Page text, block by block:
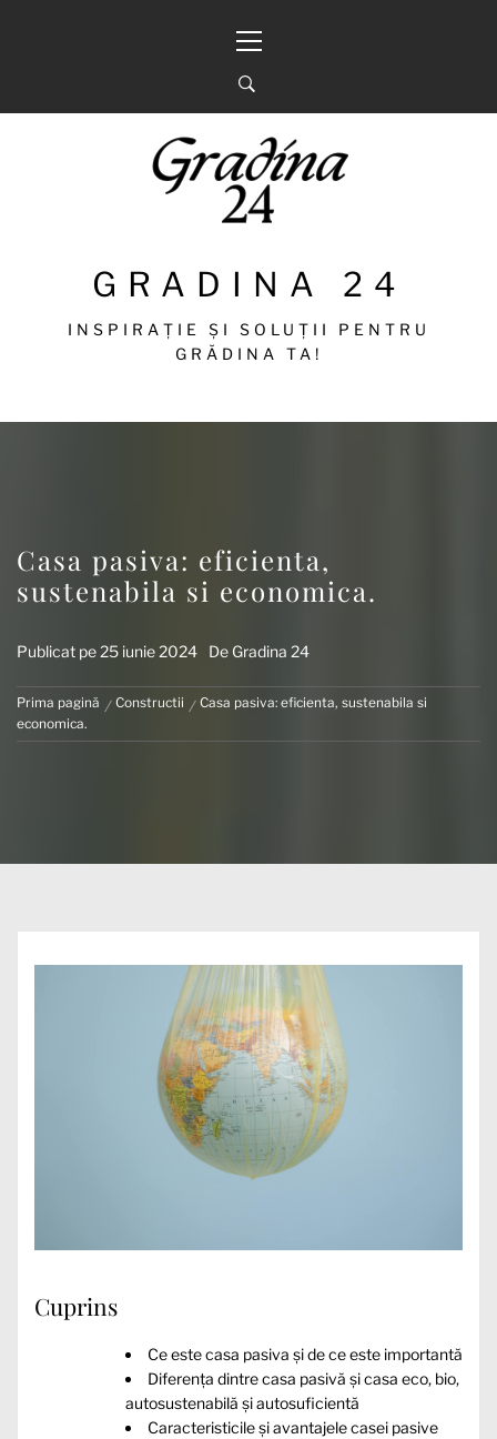
principal
GRADINA 24
INSPIRAȚIE ȘI SOLUȚII PENTRU
GRĂDINA TA!
Casa pasiva: eficienta,
sustenabila si economica.
Publicat pe 25 iunie 2024 De Gradina 24
Prima pagină Constructii
Casa pasiva: eficienta, sustenabila si
economica.
Cuprins
Ce este casa pasiva și de ce este importantă
Diferența dintre casa pasivă și casa eco, bio,
autosustenabilă și autosuficientă
Caracteristicile și avantajele casei pasive